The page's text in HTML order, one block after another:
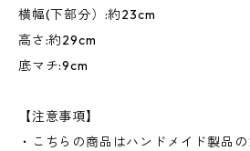
横幅(下部分）:約23cm
高さ:約29cm
底マチ:9cm
【注意事項】
・こちらの商品はハンドメイド製品